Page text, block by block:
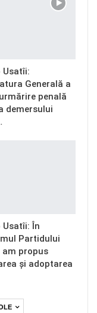
Usatîi:
Generală a
penală
demersului
Usatîi: În
Partidului
am propus
și adoptarea